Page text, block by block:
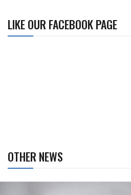
LIKE OUR FACEBOOK PAGE
OTHER NEWS